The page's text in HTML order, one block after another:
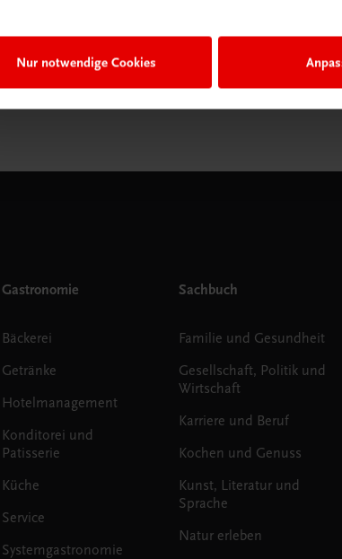
Nur notwendige Cookies
mehr erfahren
Gastronomie
Bäckerei
Getränke
Hotelmanagement
Konditorei und
Patisserie
Küche
Service
Systemgastronomie
Sachbuch
Familie und Gesundheit
Gesellschaft, Politik und
Wirtschaft
Karriere und Beruf
Kochen und Genuss
Kunst, Literatur und
Sprache
Natur erleben